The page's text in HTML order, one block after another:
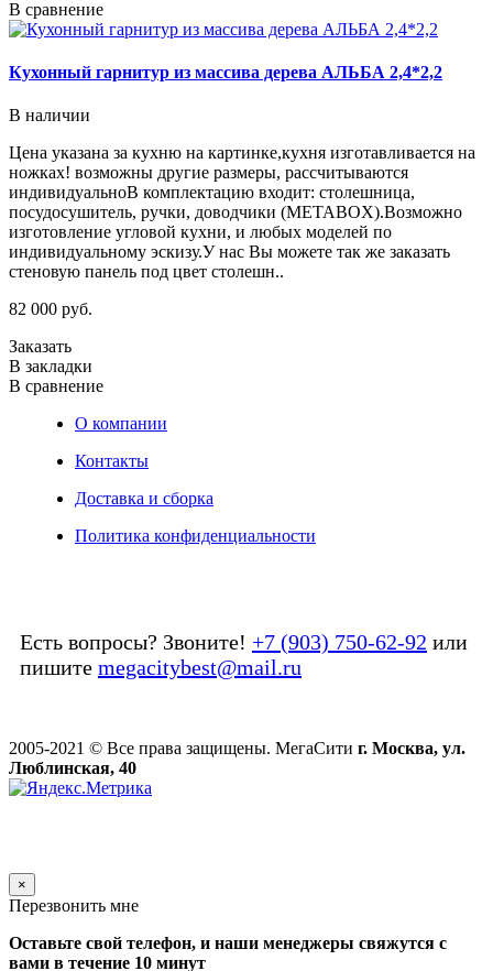
В сравнение
Кухонный гарнитур из массива дерева АЛЬБА 2,4*2,2
В наличии
Цена указана за кухню на картинке,кухня изготавливается на
ножках! возможны другие размеры, рассчитываются
индивидуальноВ комплектацию входит: столешница,
посудосушитель, ручки, доводчики (METABOX).Возможно
изготовление угловой кухни, и любых моделей по
индивидуальному эскизу.У нас Вы можете так же заказать
стеновую панель под цвет столешн..
82 000 руб.
Заказать
В закладки
В сравнение
О компании
Контакты
Доставка и сборка
Политика конфиденциальности
Есть вопросы? Звоните! +7 (903) 750-62-92 или
пишите megacitybest@mail.ru
2005-2021 © Все права защищены. МегаСити г. Москва, ул.
Люблинская, 40
×
Перезвонить мне
Оставьте свой телефон, и наши менеджеры свяжутся с
вами в течение 10 минут